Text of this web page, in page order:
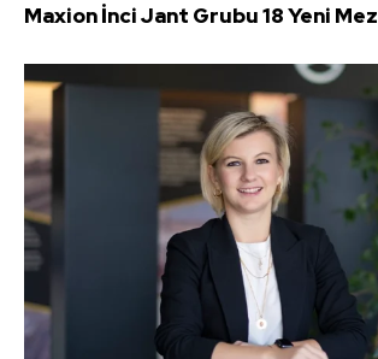
Maxion İnci Jant Grubu 18 Yeni